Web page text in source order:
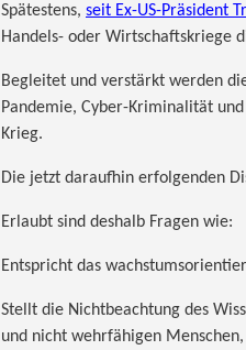
Spätestens, seit Ex-US-Präsident
Handels- oder Wirtschaftskriege
Begleitet und verstärkt werden
Pandemie, Cyber-Kriminalität
Krieg.
Die jetzt daraufhin erfolgenden
Erlaubt sind deshalb Fragen wie:
Entspricht das
Stellt die Nichtbeachtung des
und nicht wehrfähigen